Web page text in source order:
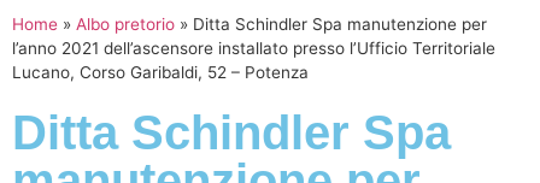
Home » Albo pretorio » Ditta Schindler Spa manutenzione per
l’anno 2021 dell’ascensore installato presso l’Ufficio Territoriale
Lucano, Corso Garibaldi, 52 – Potenza
Ditta Schindler Spa